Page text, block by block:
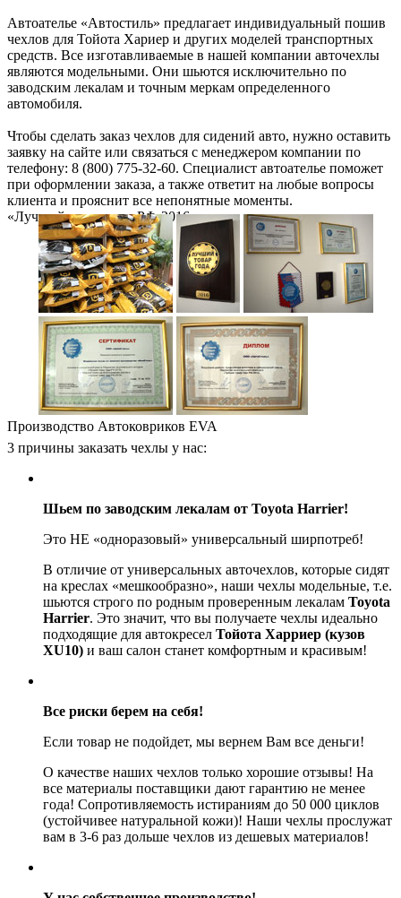
Автоателье «Автостиль» предлагает индивидуальный пошив
чехлов для Тойота Хариер и других моделей транспортных
средств. Все изготавливаемые в нашей компании авточехлы
являются модельными. Они шьются исключительно по
заводским лекалам и точным меркам определенного
автомобиля.
Чтобы сделать заказ чехлов для сидений авто, нужно оставить
заявку на сайте или связаться с менеджером компании по
телефону: 8 (800) 775-32-60. Специалист автоателье поможет
при оформлении заказа, а также ответит на любые вопросы
клиента и прояснит все непонятные моменты.
«Лучший товар года РФ-2016»
Производство Автоковриков EVA
3 причины заказать чехлы у нас:
Шьем по заводским лекалам от Toyota Harrier!
Это НЕ «одноразовый» универсальный ширпотреб!
В отличие от универсальных авточехлов, которые сидят
на креслах «мешкообразно», наши чехлы модельные, т.е.
шьются строго по родным проверенным лекалам Toyota
Harrier. Это значит, что вы получаете чехлы идеально
подходящие для автокресел Тойота Харриер (кузов
XU10) и ваш салон станет комфортным и красивым!
Все риски берем на себя!
Если товар не подойдет, мы вернем Вам все деньги!
О качестве наших чехлов только хорошие отзывы! На
все материалы поставщики дают гарантию не менее
года! Сопротивляемость истираниям до 50 000 циклов
(устойчивее натуральной кожи)! Наши чехлы прослужат
вам в 3-6 раз дольше чехлов из дешевых материалов!